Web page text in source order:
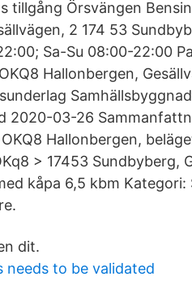
tillgång Örsvängen
2 174 53
Sa-Su 08:00-22:00
Hallonbergen,
2020-03-26
Hallonbergen,
> 17453 Sundbyberg,
kåpa 6,5 kbm Kategori:
dit.
needs to be validated